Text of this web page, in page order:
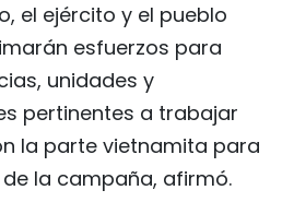
el ejército y el pueblo
esfuerzos para
unidades y
pertinentes a trabajar
la parte vietnamita para
la campaña, afirmó.